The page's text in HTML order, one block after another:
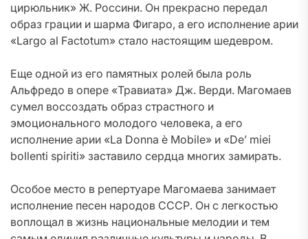
цирюльник» Ж. Россини. Он прекрасно передал
образ грации и шарма Фигаро, а его исполнение арии
«Largo al Factotum» стало настоящим шедевром.
Еще одной из его памятных ролей была роль
Альфредо в опере «Травиата» Дж. Верди. Магомаев
сумел воссоздать образ страстного и
эмоционального молодого человека, а его
исполнение арии «La Donna è Mobile» и «De’ miei
bollenti spiriti» заставило сердца многих замирать.
Особое место в репертуаре Магомаева занимает
исполнение песен народов СССР. Он с легкостью
воплощал в жизнь национальные мелодии и тем